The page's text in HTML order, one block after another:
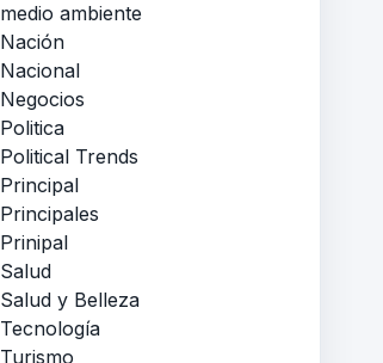
medio ambiente
Nación
Nacional
Negocios
Politica
Political Trends
Principal
Principales
Prinipal
Salud
Salud y Belleza
Tecnología
Turismo